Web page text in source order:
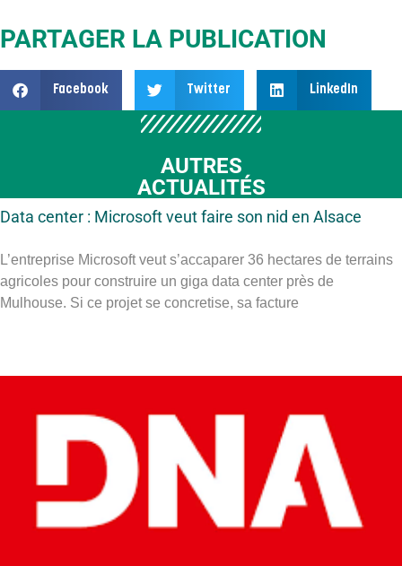
PARTAGER LA PUBLICATION
Facebook Twitter LinkedIn
AUTRES
ACTUALITÉS
Data center : Microsoft veut faire son nid en Alsace
L’entreprise Microsoft veut s’accaparer 36 hectares de terrains
agricoles pour construire un giga data center près de
Mulhouse. Si ce projet se concretise, sa facture